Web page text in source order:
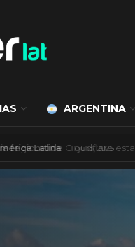
ARGENTINA
en los sistemas